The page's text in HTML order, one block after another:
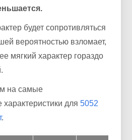
будет сопротивляться
вероятностью взломает,
мягкий характер гораздо
на самые
характеристики для5052
.